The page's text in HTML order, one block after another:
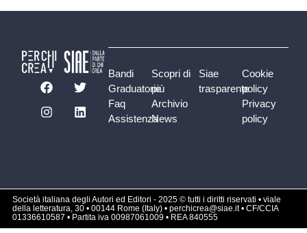
Bandi
Graduatorie
Faq
Assistenza
Scopri di
più
Archivio
News
Siae
trasparente
Cookie
policy
Privacy
policy
Società italiana degli Autori ed Editori - 2025 © tutti i diritti riservati • viale
della letteratura, 30 • 00144 Rome (Italy) • perchicrea@siae.it • CF/CCIA
01336610587 • Partita iva 00987061009 • REA 840555